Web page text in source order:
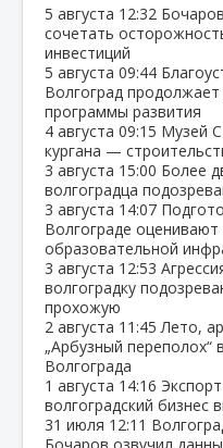
5 августа 12:32
сочетать
инвестиций
5 августа 09:44
Волгоград
программы развития
4 августа 09:15 Музей
кургана —
3 августа 15:00 Более
волгоградца
3 августа 14:07
Волгограде оценивают
образовательной
3 августа 12:53
волгоградку
прохожую
2 августа 11:45 Лето,
„Арбузный
Волгограда
1 августа 14:16
волгоградский бизнес
31 июля 12:11